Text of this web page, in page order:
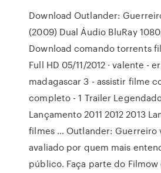
Download Outlander:
(2009) Dual Áudio BluRay
Download comando torrents
Full HD 05/11/2012 · valente -
madagascar 3 - assistir filme
completo - 1 Trailer
Lançamento 2011 2012 2013
filmes … Outlander: Guerreiro
avaliado por quem mais
público. Faça parte do Filmow